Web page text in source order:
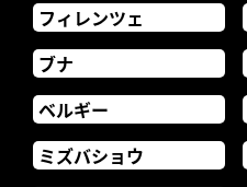
フィレンツェ
ブナ
ベルギー
ミズバショウ